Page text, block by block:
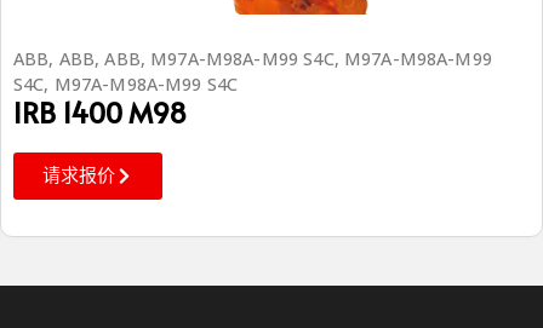
ABB, ABB,ABB, M97A-M98A-M99 S4C, M97A-M98A-M99
S4C, M97A-M98A-M99 S4C
IRB 1400 M98
请求报价